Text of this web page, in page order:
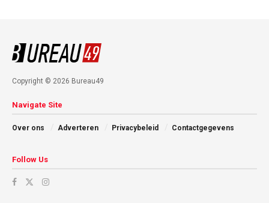
Copyright © 2026 Bureau49
Navigate Site
Over ons Adverteren Privacybeleid Contactgegevens
Follow Us